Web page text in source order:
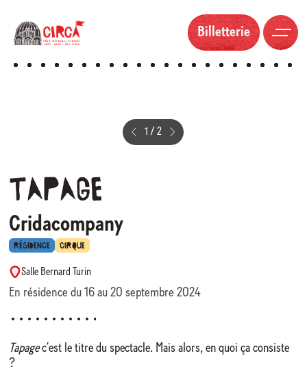
Billetterie
1 /2
Tapage
Cridacompany
RÉSIDENCE CIRQUE
Salle Bernard Turin
En résidence du 16 au 20 septembre 2024
Tapagec’est le titre du spectacle. Mais alors, en quoi ça consiste
?